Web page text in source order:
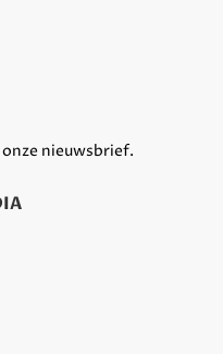
nieuwsbrief.